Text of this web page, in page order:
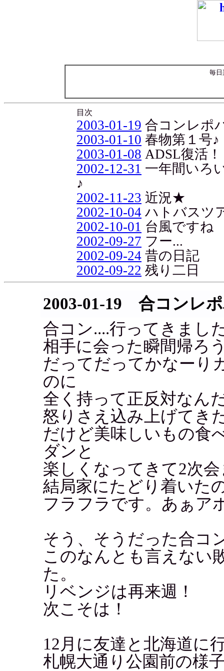
毎日
目次
2003-01-19 合コンレポ
2003-01-10 春物第１号♪
2003-01-08 ADSL復活！
2002-12-31 一年間いろ
♪
2002-11-23 近況★
2002-10-04 ハトバスツ
2002-10-01 台風ですね
2002-09-27 フー...
2002-09-24 昔の日記
2002-09-22 残り二日
2003-01-19 合コンレ
合コン....行ってきまし
相手に会った瞬間帰ろ
だってだってかなーり
のに
全く持って正反対なん
怒りさえ込み上げてき
だけど美味しいもの食
ダンと
楽しくなってきて2次
結局家にたどり着いた
フラフラです。あぁア
そう、そうだった合コ
このなんとも言えない
た。
リベンジは再来週！
次こそは！
12月に友達と北海道に
札幌大通り公園前の様